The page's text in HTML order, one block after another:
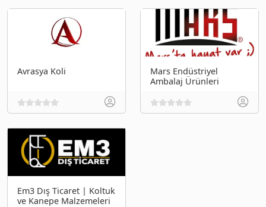
Avrasya Koli
Mars Endüstriyel
Ambalaj Ürünleri
Em3 Dış Ticaret | Koltuk
ve Kanepe Malzemeleri